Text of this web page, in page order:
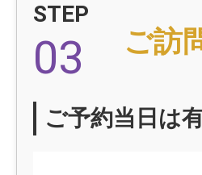
STEP
03 ご訪
ご予約当日は